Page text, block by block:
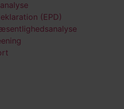
(EPD)